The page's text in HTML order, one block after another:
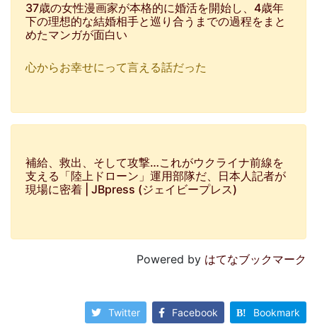
37歳の女性漫画家が本格的に婚活を開始し、4歳年
下の理想的な結婚相手と巡り合うまでの過程をまと
めたマンガが面白い
心からお幸せにって言える話だった
補給、救出、そして攻撃…これがウクライナ前線を
支える「陸上ドローン」運用部隊だ、日本人記者が
現場に密着 | JBpress (ジェイビープレス)
Powered by はてなブックマーク
Twitter Facebook Bookmark